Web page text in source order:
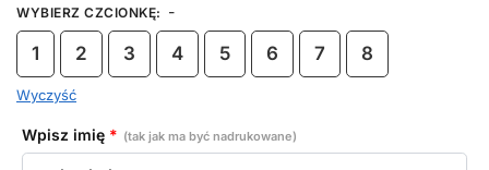
WYBIERZ CZCIONKĘ: -
1 2 3 4 5 6 7 8
Wyczyść
Wpisz imię * (tak jak ma być nadrukowane)